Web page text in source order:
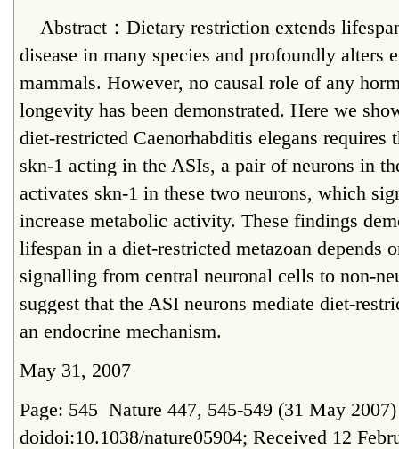
Abstract：Dietary restriction extends
disease in many species and profoundly alters
mammals. However, no causal role of any
longevity has been demonstrated. Here we
diet-restricted Caenorhabditis elegans requires
skn-1 acting in the ASIs, a pair of neurons in
activates skn-1 in these two neurons, which
increase metabolic activity. These findings
lifespan in a diet-restricted metazoan depends
signalling from central neuronal cells to non-
suggest that the ASI neurons mediate diet-
an endocrine mechanism.
May 31, 2007
Page: 545 Nature 447, 545-549 (31 May
doidoi:10.1038/nature05904; Received 12